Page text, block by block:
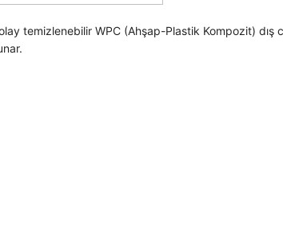
temizlenebilir WPC (Ahşap-Plastik Kompozit) dış